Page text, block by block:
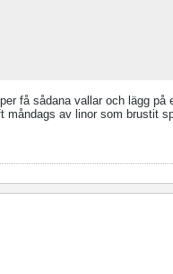
få sådana vallar och lägg på
måndags av linor som brustit